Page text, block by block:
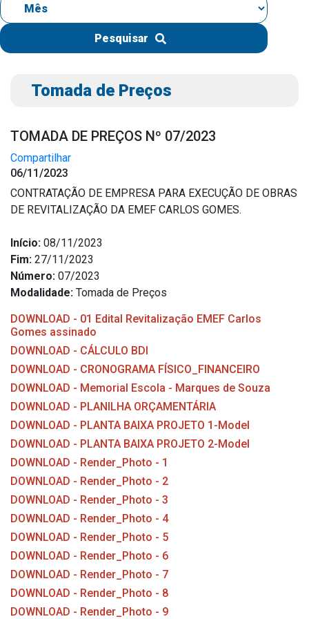
IPTU 2026
Nota Fiscal Eletrônica
Portal do Cidadão
Publicações
Diário Oficial (Novo)
Recursos Humanos
Processo Seletivo
Seletivo Simplificado
Concursos
Instruções Normativas
Licitações
Chamamentos Públicos
Leis, Decretos e Portarias
Transparência
Portal da Transparência
Radar da Transparência
Pesquisar
Tomada de Preços
TOMADA DE PREÇOS Nº 07/2023
Compartilhar
06/11/2023
CONTRATAÇÃO DE EMPRESA PARA EXECUÇÃO DE OBRAS
DE REVITALIZAÇÃO DA EMEF CARLOS GOMES.
Início: 08/11/2023
Fim: 27/11/2023
Número: 07/2023
Modalidade: Tomada de Preços
DOWNLOAD - 01 Edital Revitalização EMEF Carlos
Gomes assinado
DOWNLOAD - CÁLCULO BDI
DOWNLOAD - CRONOGRAMA FÍSICO_FINANCEIRO
DOWNLOAD - Memorial Escola - Marques de Souza
DOWNLOAD - PLANILHA ORÇAMENTÁRIA
DOWNLOAD - PLANTA BAIXA PROJETO 1-Model
DOWNLOAD - PLANTA BAIXA PROJETO 2-Model
DOWNLOAD - Render_Photo - 1
DOWNLOAD - Render_Photo - 2
DOWNLOAD - Render_Photo - 3
DOWNLOAD - Render_Photo - 4
DOWNLOAD - Render_Photo - 5
DOWNLOAD - Render_Photo - 6
DOWNLOAD - Render_Photo - 7
DOWNLOAD - Render_Photo - 8
DOWNLOAD - Render_Photo - 9